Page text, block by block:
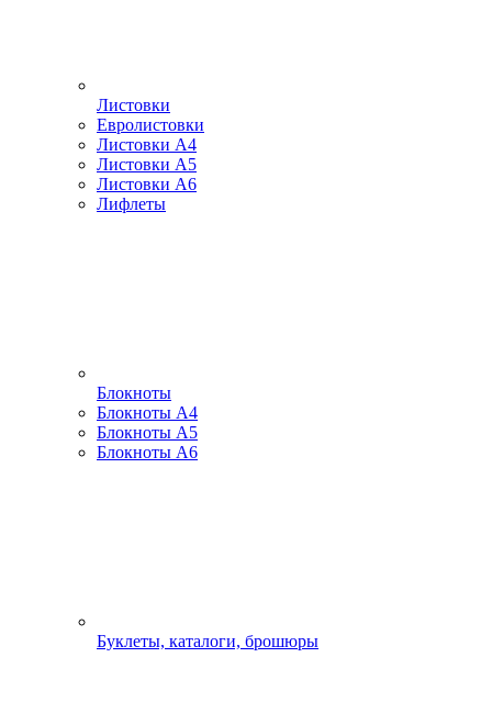
Листовки
Евролистовки
Листовки А4
Листовки А5
Листовки А6
Лифлеты
Блокноты
Блокноты А4
Блокноты А5
Блокноты А6
Буклеты, каталоги, брошюры